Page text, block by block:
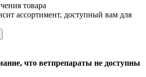
товара
ассортимент, доступный вам для
что ветпрепараты не доступны